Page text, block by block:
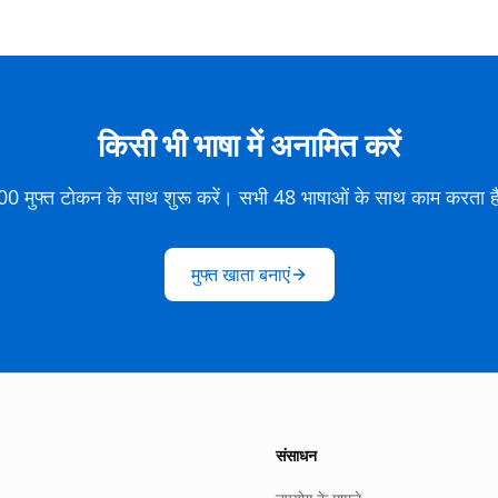
किसी भी भाषा में अनामित करें
मुफ्त टोकन के साथ शुरू करें। सभी 48 भाषाओं के साथ काम करता
मुफ्त खाता बनाएं
संसाधन